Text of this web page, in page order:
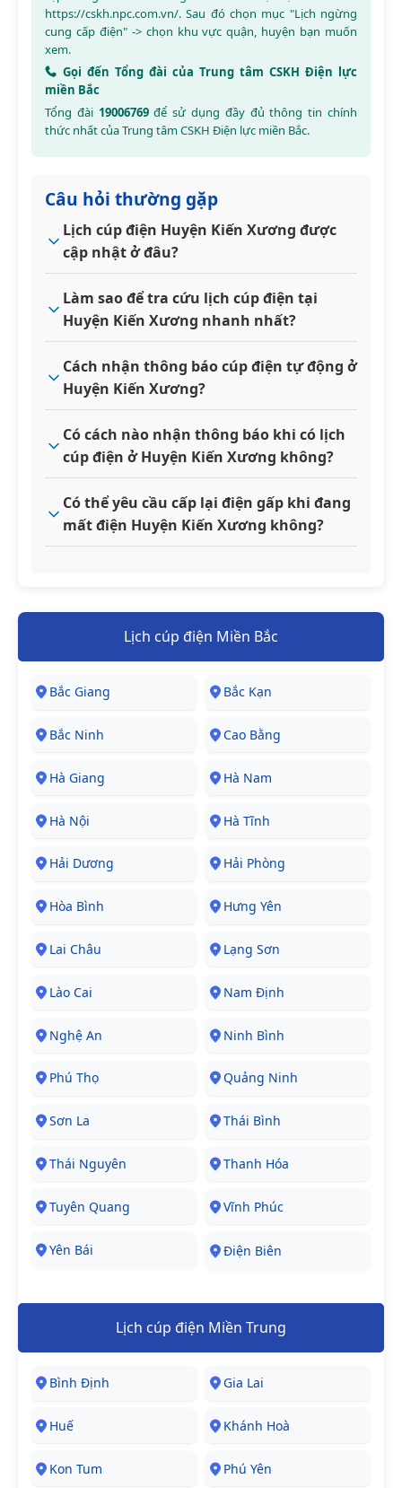
https://cskh.npc.com.vn/. Sau đó chọn mục "Lịch ngừng
cung cấp điện" -> chọn khu vực quận, huyện bạn muốn
xem.
Gọi đến Tổng đài của Trung tâm CSKH Điện lực
miền Bắc
Tổng đài 19006769để sử dụng đầy đủ thông tin chính
thức nhất của Trung tâm CSKH Điện lực miền Bắc.
Câu hỏi thường gặp
Lịch cúp điện Huyện Kiến Xương được
cập nhật ở đâu?
Làm sao để tra cứu lịch cúp điện tại
Huyện Kiến Xương nhanh nhất?
Cách nhận thông báo cúp điện tự động ở
Huyện Kiến Xương?
Có cách nào nhận thông báo khi có lịch
cúp điện ở Huyện Kiến Xương không?
Có thể yêu cầu cấp lại điện gấp khi đang
mất điện Huyện Kiến Xương không?
Lịch cúp điện Miền Bắc
Bắc Giang Bắc Kạn
Bắc Ninh Cao Bằng
Hà Giang Hà Nam
Hà Nội Hà Tĩnh
Hải Dương Hải Phòng
Hòa Bình Hưng Yên
Lai Châu Lạng Sơn
Lào Cai Nam Định
Nghệ An Ninh Bình
Phú Thọ Quảng Ninh
Sơn La Thái Bình
Thái Nguyên Thanh Hóa
Tuyên Quang Vĩnh Phúc
Yên Bái Điện Biên
Lịch cúp điện Miền Trung
Bình Định Gia Lai
Huế Khánh Hoà
Kon Tum Phú Yên